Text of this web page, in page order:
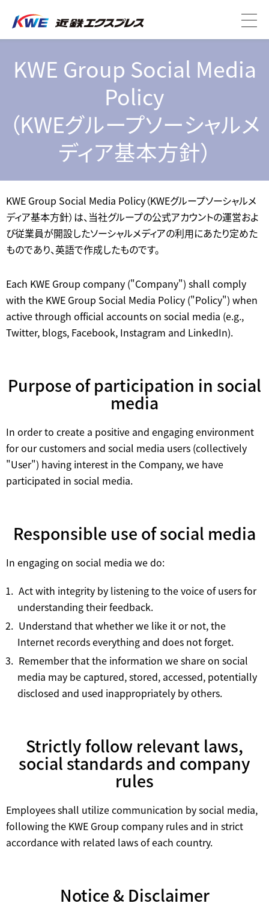
KWE Group Social Media
Policy
（KWEグループソーシャルメ
ディア基本方針）
KWE Group Social Media Policy（KWEグループソーシャルメ
ディア基本方針）は、当社グループの公式アカウントの運営およ
び従業員が開設したソーシャルメディアの利用にあたり定めた
ものであり、英語で作成したものです。
Each KWE Group company ("Company") shall comply
with the KWE Group Social Media Policy ("Policy") when
active through official accounts on social media (e.g.,
Twitter, blogs, Facebook, Instagram and LinkedIn).
Purpose of participation in social
media
In order to create a positive and engaging environment
for our customers and social media users (collectively
"User") having interest in the Company, we have
participated in social media.
Responsible use of social media
In engaging on social media we do:
Act with integrity by listening to the voice of users for
understanding their feedback.
Understand that whether we like it or not, the
Internet records everything and does not forget.
Remember that the information we share on social
media may be captured, stored, accessed, potentially
disclosed and used inappropriately by others.
Strictly follow relevant laws,
social standards and company
rules
Employees shall utilize communication by social media,
following the KWE Group company rules and in strict
accordance with related laws of each country.
Notice & Disclaimer